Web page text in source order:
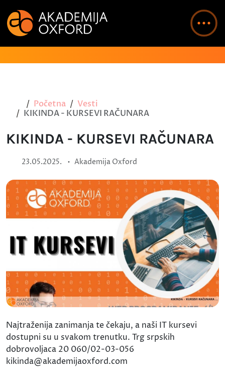
Početna
Vesti
KIKINDA - KURSEVI RAČUNARA
KIKINDA - KURSEVI RAČUNARA
23.05.2025. • Akademija Oxford
Najtraženija zanimanja te čekaju, a naši IT kursevi
dostupni su u svakom trenutku. Trg srpskih
dobrovoljaca 20 060/02-03-056
kikinda@akademijaoxford.com